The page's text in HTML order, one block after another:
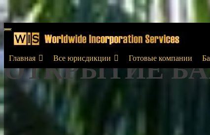
Menu
Главная Все юрисдикции Готовые компании
ОТКРЫТИЕ